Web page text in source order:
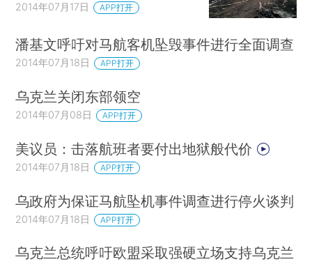
2014年07月17日 APP打开
潘基文呼吁对马航客机坠毁事件进行全面调查
2014年07月18日 APP打开
乌克兰关闭东部领空
2014年07月08日 APP打开
美议员：击落航班者要付出地狱般代价
2014年07月18日 APP打开
乌政府为保证马航坠机事件调查进行停火谈判
2014年07月18日 APP打开
乌克兰总统呼吁欧盟采取强硬立场支持乌克兰